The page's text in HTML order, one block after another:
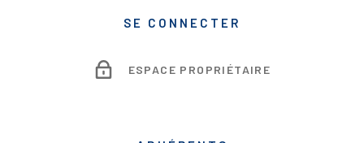
SE CONNECTER
ESPACE PROPRIÉTAIRE